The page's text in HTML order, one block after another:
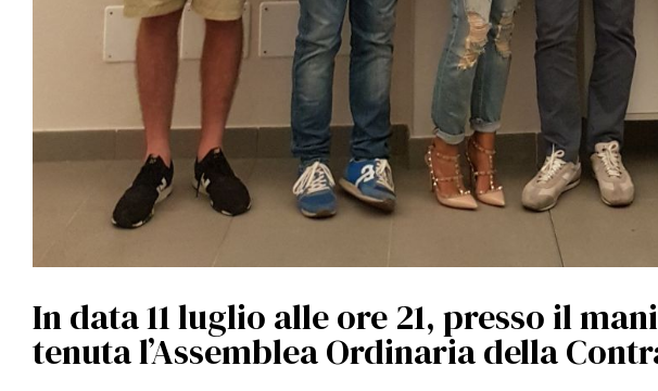
In data 11 luglio alle ore 21, presso il
tenuta l’Assemblea Ordinaria della